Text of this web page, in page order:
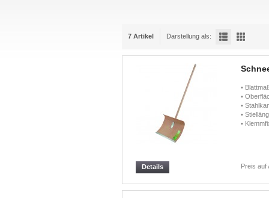
7 Artikel Darstellung als:
•
•
•
•
•
Preis auf
Details